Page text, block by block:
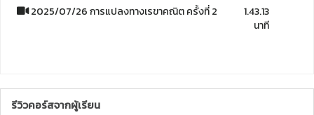
2025/07/26 การแปลงทางเรขาคณิต ครั้งที่ 2
1.43.13
นาที
รีวิวคอร์สจากผู้เรียน